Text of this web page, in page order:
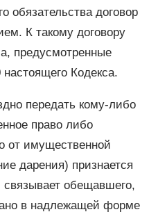
обязательства договор
К такому договору
предусмотренные
Кодекса.
передать кому-либо
право либо
от имущественной
дарения) признается
обещавшего,
в надлежащей форме